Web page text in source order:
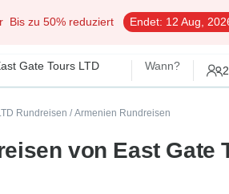
Bis zu 50% reduziert Endet: 12 Aug,
Gate Tours LTD Wann? 2
Rundreisen / Armenien Rundreisen
von East Gate